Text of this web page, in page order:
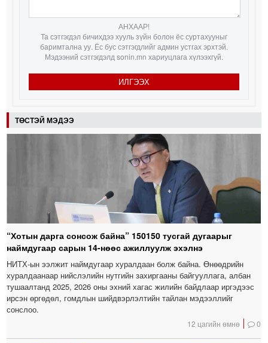
АНХААР!
Та сэтгэгдэл бичихдээ хууль зүйн болон ёс суртахууныг
баримтална уу. Ёс бус сэтгэгдлийг админ устгах эрхтэй.
Мэдээний сэтгэгдэлд sonin.mn хариуцлага хүлээхгүй.
ИЛГЭЭХ
ТӨСТЭЙ МЭДЭЭ
“Хотын дарга сонсож байна” 150150 тусгай дугаарыг
наймдугаар сарын 14-нөөс ажиллуулж эхэлнэ
НИТХ-ын ээлжит наймдугаар хуралдаан болж байна. Өнөөдрийн
хуралдаанаар нийслэлийн нутгийн захиргааны байгууллага, албан
тушаалтанд 2025, 2026 оны эхний хагас жилийн байдлаар иргэдээс
ирсэн өргөдөл, гомдлын шийдвэрлэлтийн тайлан мэдээллийг
сонслоо.
12 цагийн өмнө 0